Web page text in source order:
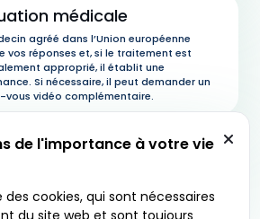
médicale
agréé dans l’Union européenne
vos réponses et, si le traitement est
approprié, il établit une
Si nécessaire, il peut demander un
vous vidéo complémentaire.
en 24 - 48 heures
choix. Vous pouvez également choisir de
sur place.
de l'importance à votre vie
des cookies, qui sont nécessaires